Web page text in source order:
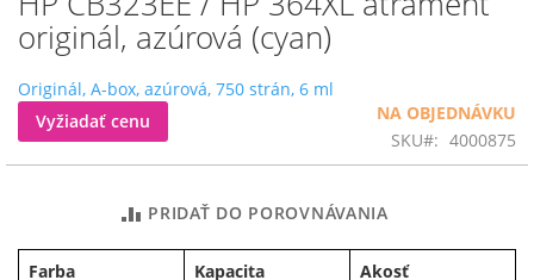
originál, azúrová (cyan)
Originál, A-box, azúrová, 750 strán, 6 ml
Vyžiadať cenu
NA OBJEDNÁVKU
SKU
4000875
PRIDAŤ DO POROVNÁVANIA
Farba Kapacita Akosť
na
začiatok
obrázkov